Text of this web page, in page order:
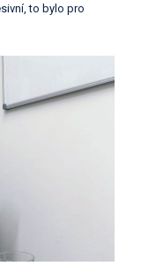
to bylo pro